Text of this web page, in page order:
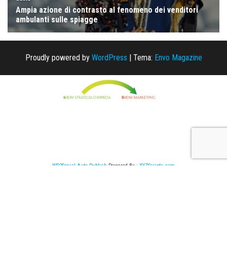
Proudly powered by WordPress | Tema: Envo Magazine
WP2Social Auto Publish Powered By : XYZScripts.com